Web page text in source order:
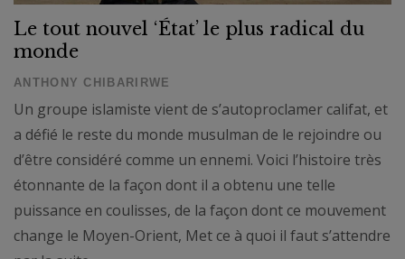
Le tout nouvel ‘État’ le plus radical du
monde
ANTHONY CHIBARIRWE
Un groupe islamiste vient de s’autoproclamer califat, et
a défié le reste du monde musulman de le rejoindre ou
d’être considéré comme un ennemi. Voici l’histoire très
étonnante de la façon dont il a obtenu une telle
puissance en coulisses, de la façon dont ce mouvement
change le Moyen-Orient, Met ce à quoi il faut s’attendre